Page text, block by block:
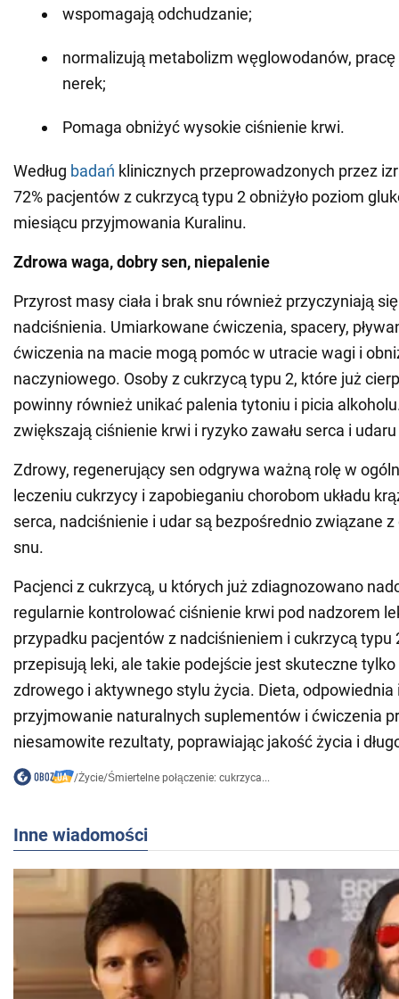
wspomagają odchudzanie;
normalizują metabolizm węglowodanów,
nerek;
Pomaga obniżyć wysokie ciśnienie krwi.
Według badań klinicznych przeprowadzonych przez
72% pacjentów z cukrzycą typu 2 obniżyło poziom
miesiącu przyjmowania Kuralinu.
Zdrowa waga, dobry sen, niepalenie
Przyrost masy ciała i brak snu również przyczyniają
nadciśnienia. Umiarkowane ćwiczenia, spacery,
ćwiczenia na macie mogą pomóc w utracie wagi i
naczyniowego. Osoby z cukrzycą typu 2, które już
powinny również unikać palenia tytoniu i picia
zwiększają ciśnienie krwi i ryzyko zawału serca i
Zdrowy, regenerujący sen odgrywa ważną rolę w
leczeniu cukrzycy i zapobieganiu chorobom układu
serca, nadciśnienie i udar są bezpośrednio związane z
snu.
Pacjenci z cukrzycą, u których już zdiagnozowano
regularnie kontrolować ciśnienie krwi pod nadzorem
przypadku pacjentów z nadciśnieniem i cukrzycą typu
przepisują leki, ale takie podejście jest skuteczne
zdrowego i aktywnego stylu życia. Dieta, odpowiednia
przyjmowanie naturalnych suplementów i ćwiczenia
niesamowite rezultaty, poprawiając jakość życia i
/Życie/Śmiertelne połączenie: cukrzyca...
Inne wiadomości